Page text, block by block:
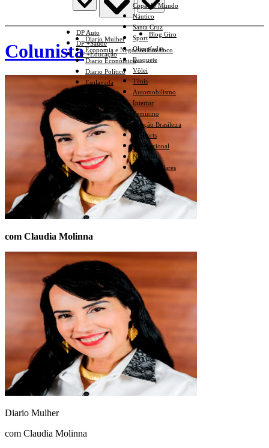
Copa do Mundo
Náutico
Santa Cruz
Sport
Olimpíadas
Basquete
Vôlei
Tênis
Automobilismo
Interior
Feminino
Seleção Brasileira
E-Sports
Internacional
Nacional
Jogos Escolares
DP Auto
DP +Saúde
DP +Educação
Diario Mulher
Economia e Negócios Em Foco
Diario Econômico
Diario Político
Esplanada
Opinião
Diario Cultural
Blog Giro
Colunista
com Claudia Molinna
Diario Mulher
com Claudia Molinna